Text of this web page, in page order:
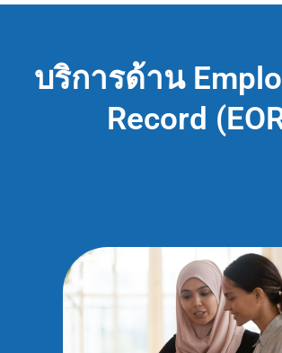
บริการด้าน
Record